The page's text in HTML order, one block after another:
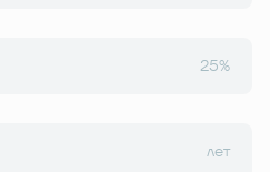
25%
лет